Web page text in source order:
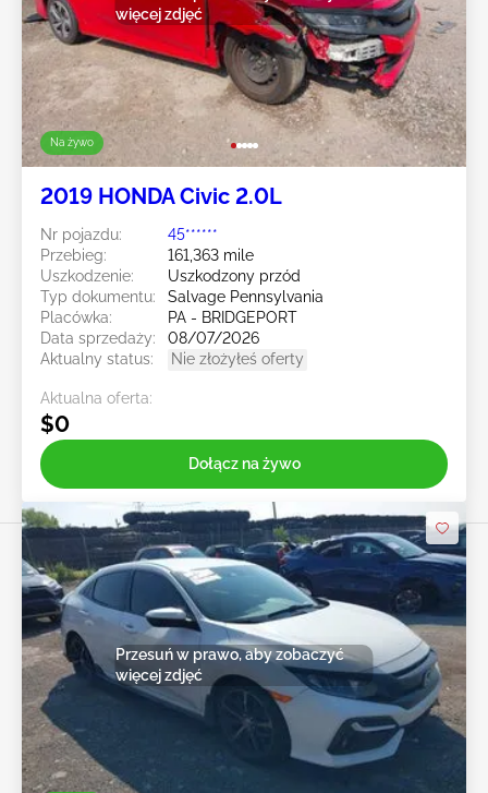
Na żywo
więcej zdjęć
2019 HONDA Civic 2.0L
Nr pojazdu:
45******
Przebieg:
161,363 mile
Uszkodzenie:
Uszkodzony przód
Typ dokumentu:
Salvage Pennsylvania
Placówka:
PA - BRIDGEPORT
Data sprzedaży:
08/07/2026
Aktualny status:
Nie złożyłeś oferty
Aktualna oferta:
$0
Dołącz na żywo
Przesuń w prawo, aby zobaczyć
więcej zdjęć